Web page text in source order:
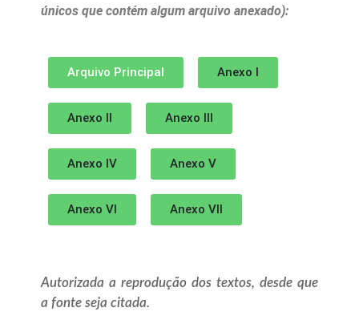
únicos que contém algum arquivo anexado):
Arquivo Principal Anexo I
Anexo II Anexo III
Anexo IV Anexo V
Anexo VI Anexo VII
Autorizada a reprodução dos textos, desde que
a fonte seja citada.